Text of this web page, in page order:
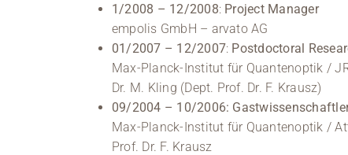
1/2008 – 12/2008: Project Manager
empolis GmbH – arvato AG
01/2007 – 12/2007: Postdoctoral
Max-Planck-Institut für Quantenoptik /
Dr. M. Kling (Dept. Prof. Dr. F. Krausz)
09/2004 – 10/2006:
Max-Planck-Institut für Quantenoptik /
Prof. Dr. F. Krausz